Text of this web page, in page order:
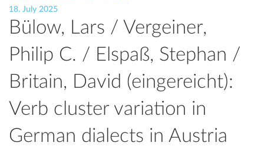
18. July 2025
Bülow, Lars / Vergeiner,
Philip C. / Elspaß, Stephan /
Britain, David (eingereicht):
Verb cluster variation in
German dialects in Austria